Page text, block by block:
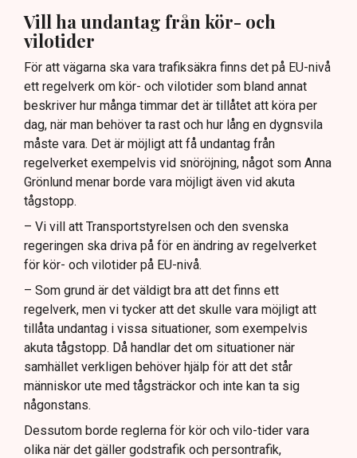
Vill ha undantag från kör- och
vilotider
För att vägarna ska vara trafiksäkra finns det på EU-nivå
ett regelverk om kör- och vilotider som bland annat
beskriver hur många timmar det är tillåtet att köra per
dag, när man behöver ta rast och hur lång en dygnsvila
måste vara. Det är möjligt att få undantag från
regelverket exempelvis vid snöröjning, något som Anna
Grönlund menar borde vara möjligt även vid akuta
tågstopp.
– Vi vill att Transportstyrelsen och den svenska
regeringen ska driva på för en ändring av regelverket
för kör- och vilotider på EU-nivå.
– Som grund är det väldigt bra att det finns ett
regelverk, men vi tycker att det skulle vara möjligt att
tillåta undantag i vissa situationer, som exempelvis
akuta tågstopp. Då handlar det om situationer när
samhället verkligen behöver hjälp för att det står
människor ute med tågsträckor och inte kan ta sig
någonstans.
Dessutom borde reglerna för kör och vilo-tider vara
olika när det gäller godstrafik och persontrafik,